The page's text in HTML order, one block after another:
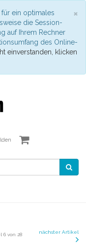
×
ein optimales
die Session-
auf Ihrem Rechner
des Online-
einverstanden, klicken
6 von 28 nächster Artikel